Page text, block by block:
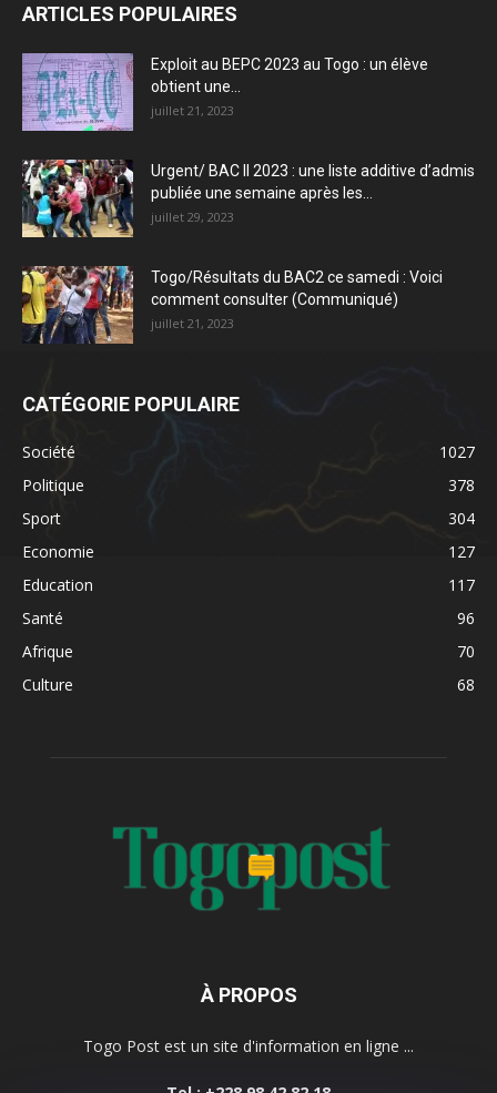
ARTICLES POPULAIRES
Exploit au BEPC 2023 au Togo : un élève
obtient une...
juillet 21, 2023
Urgent/ BAC II 2023 : une liste additive d’admis
publiée une semaine après les...
juillet 29, 2023
Togo/Résultats du BAC2 ce samedi : Voici
comment consulter (Communiqué)
juillet 21, 2023
CATÉGORIE POPULAIRE
Société
1027
Politique
378
Sport
304
Economie
127
Education
117
Santé
96
Afrique
70
Culture
68
À PROPOS
Togo Post est un site d'information en ligne ...